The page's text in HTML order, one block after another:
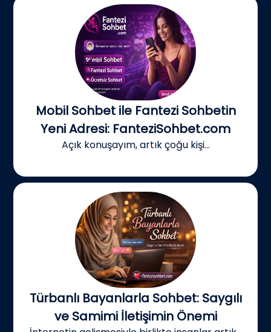
Mobil Sohbet ile Fantezi Sohbetin
Yeni Adresi: FanteziSohbet.com
Açık konuşayım, artık çoğu kişi...
Türbanlı Bayanlarla Sohbet: Saygılı
ve Samimi İletişimin Önemi